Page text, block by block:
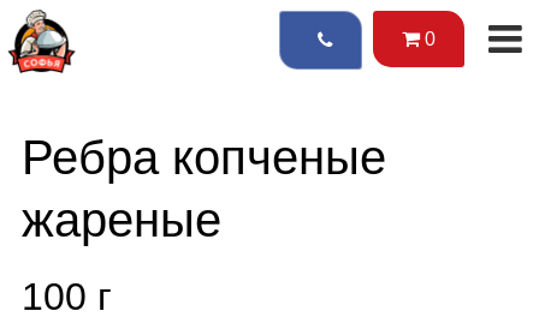
0
Ребра копченые
жареные
100 г